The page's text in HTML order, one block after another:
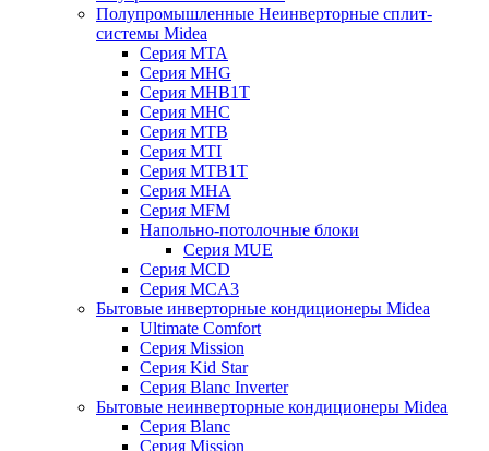
Полупромышленные Неинверторные сплит-
системы Midea
Серия MTA
Серия MHG
Серия MHB1T
Серия MHC
Серия MTB
Серия MTI
Серия MTB1T
Серия MHA
Серия MFM
Напольно-потолочные блоки
Серия MUE
Серия MCD
Серия MCA3
Бытовые инверторные кондиционеры Midea
Ultimate Comfort
Серия Mission
Серия Kid Star
Серия Blanc Inverter
Бытовые неинверторные кондиционеры Midea
Серия Blanc
Серия Mission